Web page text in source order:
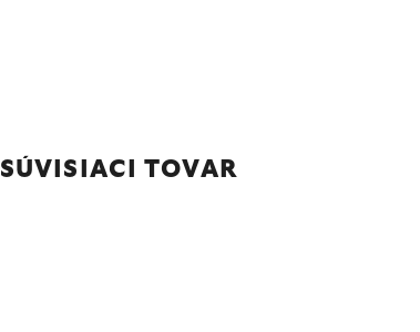
SÚVISIACI TOVAR